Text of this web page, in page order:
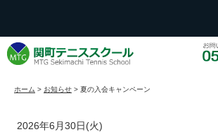
ホーム > お知らせ > 夏の入会キャンペーン
2026年6月30日(火)